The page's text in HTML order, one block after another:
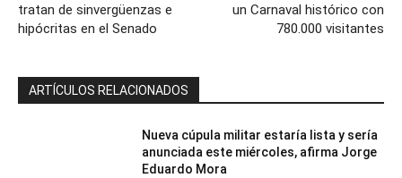
tratan de sinvergüenzas e
hipócritas en el Senado
un Carnaval histórico con
780.000 visitantes
ARTÍCULOS RELACIONADOS
Nueva cúpula militar estaría lista y sería
anunciada este miércoles, afirma Jorge
Eduardo Mora